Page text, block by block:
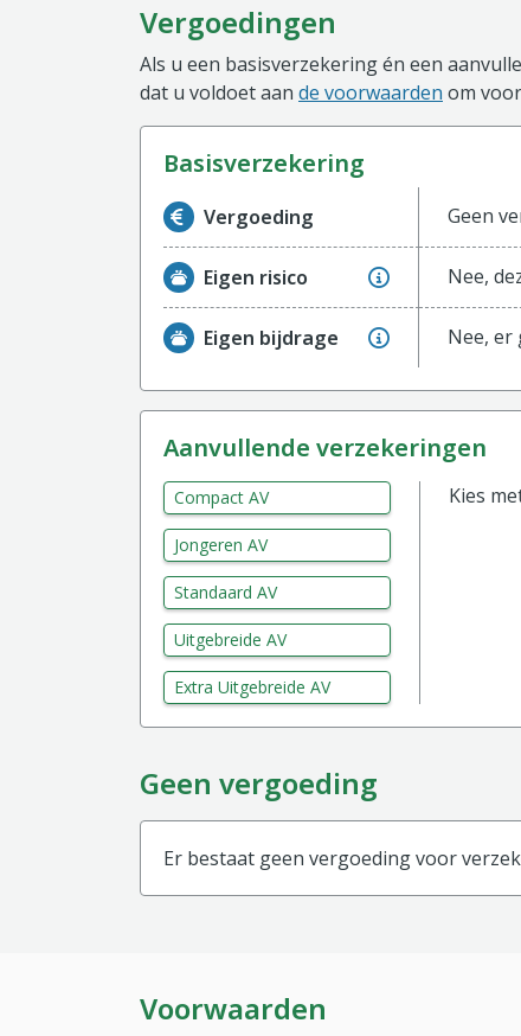
Vergoedingen
Als u een basisverzekering én een
dat u voldoet aan de voorwaarden om
basisverzekering
Informatie over de vergoeding van de
Vergoeding Geen
Eigen risico Nee,
Eigen bijdrage Nee, er
aanvullende verzekeringen
Compact AV
Jongeren AV
Standaard AV
Uitgebreide AV
Extra Uitgebreide AV
Kies
Geen vergoeding
Er bestaat geen vergoeding voor
Voorwaarden